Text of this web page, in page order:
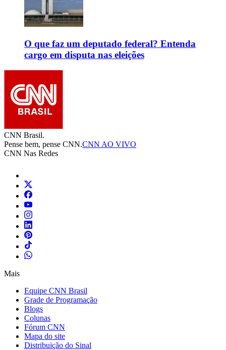
O que faz um deputado federal? Entenda
cargo em disputa nas eleições
CNN Brasil.
Pense bem, pense CNN.CNN AO VIVO
CNN Nas Redes
Mais
Equipe CNN Brasil
Grade de Programação
Blogs
Colunas
Fórum CNN
Mapa do site
Distribuição do Sinal